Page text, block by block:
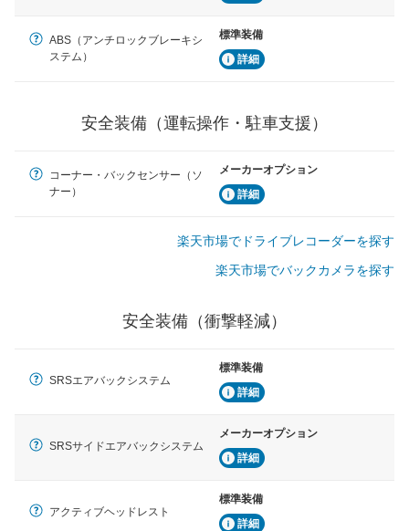
グ・アシストやサイドブラインドモニターなどが装備さ
れています。
るSRSエアバッグシステム、プリテンショナーシートベ
ルトなどが装備されています。
ABS（アンチロックブレーキシ
ステム）
標準装備
詳細
安全装備（運転操作・駐車支援）
コーナー・バックセンサー（ソ
ナー）
メーカーオプション
詳細
楽天市場でドライブレコーダーを探す
楽天市場でバックカメラを探す
安全装備（衝撃軽減）
SRSエアバックシステム
標準装備
詳細
SRSサイドエアバックシステム
メーカーオプション
詳細
アクティブヘッドレスト
標準装備
詳細